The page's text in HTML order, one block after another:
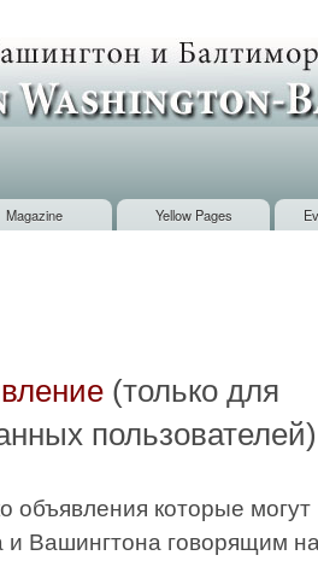
Magazine Yellow Pages
(только для
пользователей)
объявления которые
Вашингтона говорящим